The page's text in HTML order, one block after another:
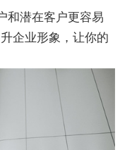
和潜在客户更容易
企业形象，让你的